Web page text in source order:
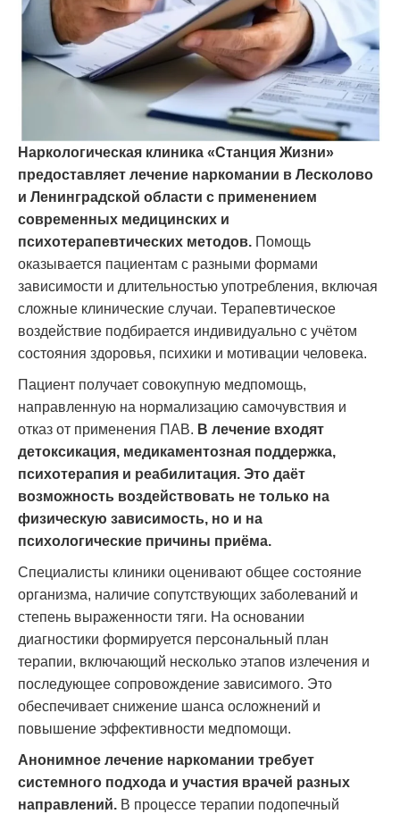
Наркологическая клиника «Станция Жизни»
предоставляет лечение наркомании в Лесколово
и Ленинградской области с применением
современных медицинских и
психотерапевтических методов. Помощь
оказывается пациентам с разными формами
зависимости и длительностью употребления, включая
сложные клинические случаи. Терапевтическое
воздействие подбирается индивидуально с учётом
состояния здоровья, психики и мотивации человека.
Пациент получает совокупную медпомощь,
направленную на нормализацию самочувствия и
отказ от применения ПАВ. В лечение входят
детоксикация, медикаментозная поддержка,
психотерапия и реабилитация. Это даёт
возможность воздействовать не только на
физическую зависимость, но и на
психологические причины приёма.
Специалисты клиники оценивают общее состояние
организма, наличие сопутствующих заболеваний и
степень выраженности тяги. На основании
диагностики формируется персональный план
терапии, включающий несколько этапов излечения и
последующее сопровождение зависимого. Это
обеспечивает снижение шанса осложнений и
повышение эффективности медпомощи.
Анонимное лечение наркомании требует
системного подхода и участия врачей разных
направлений. В процессе терапии подопечный